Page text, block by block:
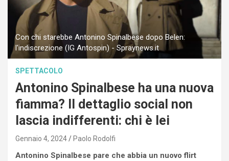
Con chi starebbe Antonino Spinalbese dopo Belen:
l'indiscrezione (IG Antospin) - Spraynews.it
SPETTACOLO
Antonino Spinalbese ha una nuova
fiamma? Il dettaglio social non
lascia indifferenti: chi è lei
Gennaio 4, 2024 Paolo Rodolfi
Antonino Spinalbese pare che abbia un nuovo flirt